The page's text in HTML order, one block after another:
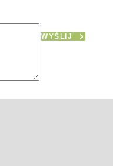
WYŚLIJ